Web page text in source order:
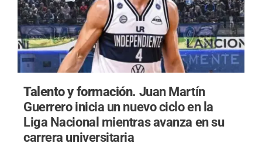
Talento y formación. Juan Martín
Guerrero inicia un nuevo ciclo en la
Liga Nacional mientras avanza en su
carrera universitaria